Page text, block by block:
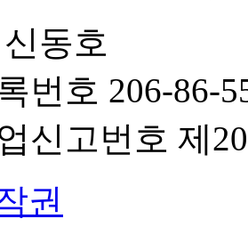
동호
번호 206-86-
신고번호 제